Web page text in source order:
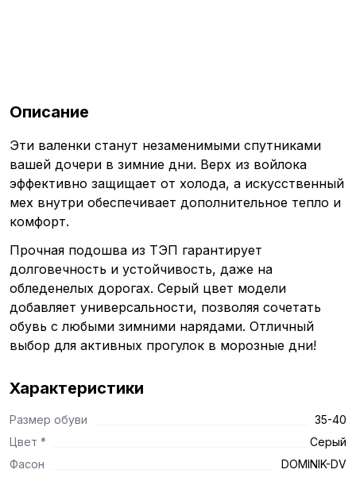
Описание
Эти валенки станут незаменимыми спутниками
вашей дочери в зимние дни. Верх из войлока
эффективно защищает от холода, а искусственный
мех внутри обеспечивает дополнительное тепло и
комфорт.
Прочная подошва из ТЭП гарантирует
долговечность и устойчивость, даже на
обледенелых дорогах. Серый цвет модели
добавляет универсальности, позволяя сочетать
обувь с любыми зимними нарядами. Отличный
выбор для активных прогулок в морозные дни!
Характеристики
Размер обуви
35-40
Цвет *
Серый
Фасон
DOMINIK-DV